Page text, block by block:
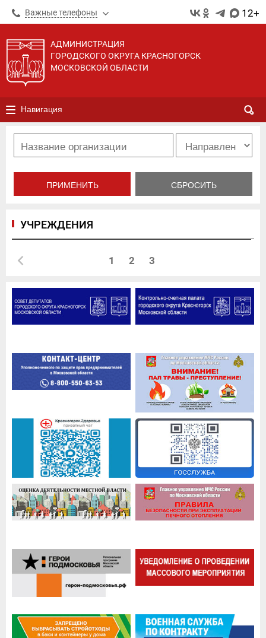
Важные телефоны 12+
АДМИНИСТРАЦИЯ
ГОРОДСКОГО ОКРУГА КРАСНОГОРСК
МОСКОВСКОЙ ОБЛАСТИ
Навигация
УЧРЕЖДЕНИЯ
1 2 3